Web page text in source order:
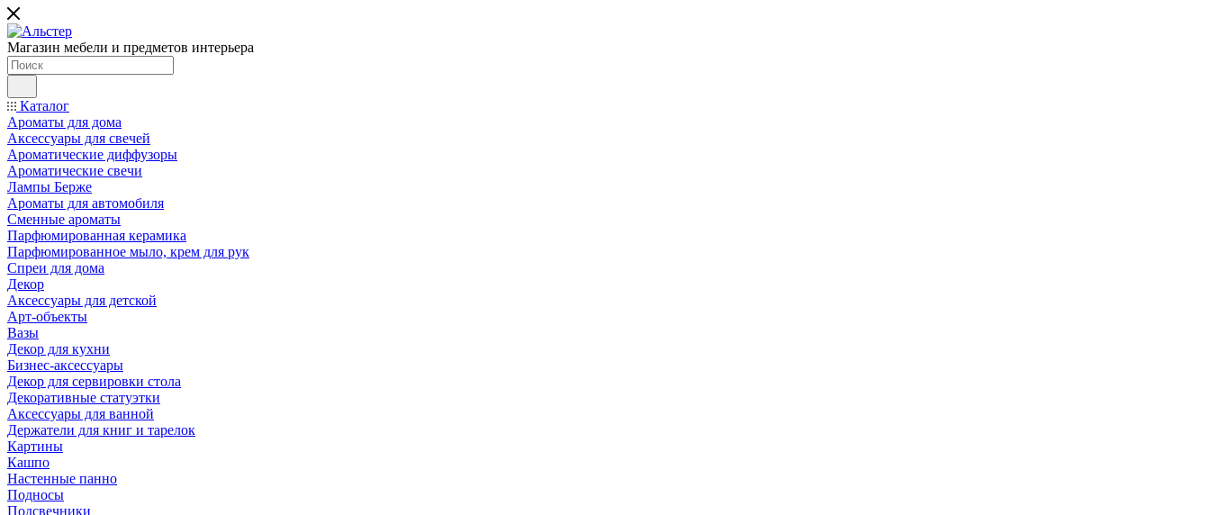
Магазин мебели и предметов интерьера
Каталог
Ароматы для дома
Аксессуары для свечей
Ароматические диффузоры
Ароматические свечи
Лампы Берже
Ароматы для автомобиля
Сменные ароматы
Парфюмированная керамика
Парфюмированное мыло, крем для рук
Спреи для дома
Декор
Аксессуары для детской
Арт-объекты
Вазы
Декор для кухни
Бизнес-аксессуары
Декор для сервировки стола
Декоративные статуэтки
Аксессуары для ванной
Держатели для книг и тарелок
Картины
Кашпо
Настенные панно
Подносы
Подсвечники